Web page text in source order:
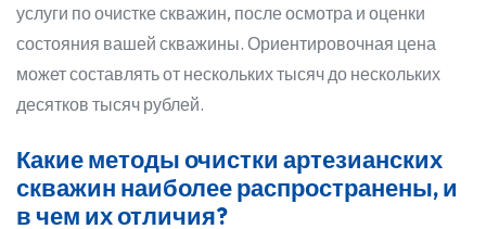
услуги по очистке скважин, после осмотра и оценки
состояния вашей скважины. Ориентировочная цена
может составлять от нескольких тысяч до нескольких
десятков тысяч рублей.
Какие методы очистки артезианских
скважин наиболее распространены, и
в чем их отличия?